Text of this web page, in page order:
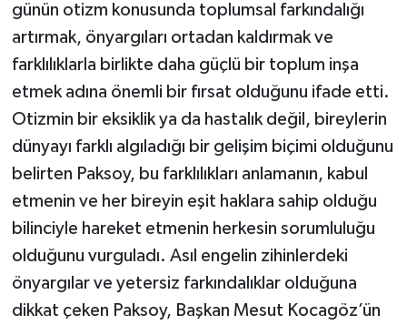
günün otizm konusunda toplumsal farkındalığı
artırmak, önyargıları ortadan kaldırmak ve
farklılıklarla birlikte daha güçlü bir toplum inşa
etmek adına önemli bir fırsat olduğunu ifade etti.
Otizmin bir eksiklik ya da hastalık değil, bireylerin
dünyayı farklı algıladığı bir gelişim biçimi olduğunu
belirten Paksoy, bu farklılıkları anlamanın, kabul
etmenin ve her bireyin eşit haklara sahip olduğu
bilinciyle hareket etmenin herkesin sorumluluğu
olduğunu vurguladı. Asıl engelin zihinlerdeki
önyargılar ve yetersiz farkındalıklar olduğuna
dikkat çeken Paksoy, Başkan Mesut Kocagöz’ün